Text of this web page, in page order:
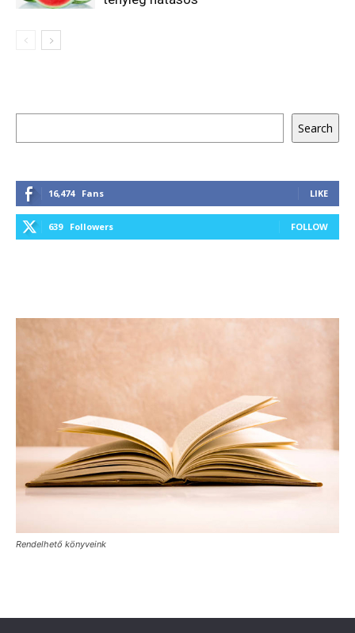
Search
16,474 Fans LIKE
639 Followers FOLLOW
Rendelhető könyveink